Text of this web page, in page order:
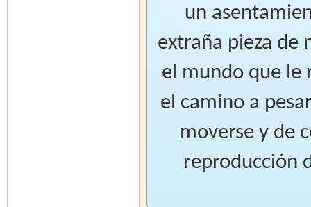
un
extraña pieza de
el mundo que le
el camino a
moverse y de
reproducción